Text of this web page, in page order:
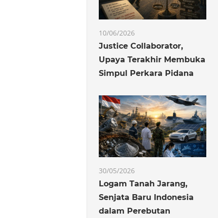
10/06/2026
Justice Collaborator,
Upaya Terakhir Membuka
Simpul Perkara Pidana
30/05/2026
Logam Tanah Jarang,
Senjata Baru Indonesia
dalam Perebutan